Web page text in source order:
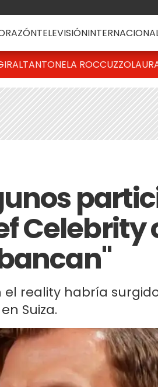
TELEVISIÓN
ANTONELA ROCCUZZO
Celebrity
reality habría
Suiza.